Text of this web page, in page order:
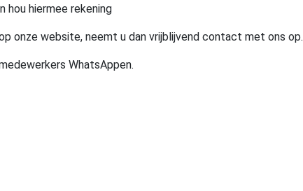
hou hiermee rekening
onze website, neemt u dan vrijblijvend contact met ons op.
WhatsAppen.